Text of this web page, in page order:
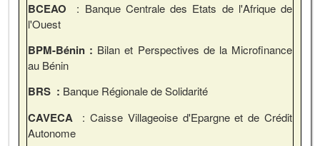
BCEAO : Banque Centrale des Etats de l'Afrique de
l'Ouest
BPM-Bénin : Bilan et Perspectives de la Microfinance
au Bénin
BRS : Banque Régionale de Solidarité
CAVECA : Caisse Villageoise d'Epargne et de Crédit
Autonome